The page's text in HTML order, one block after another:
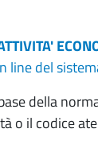
line del
della
o il codice